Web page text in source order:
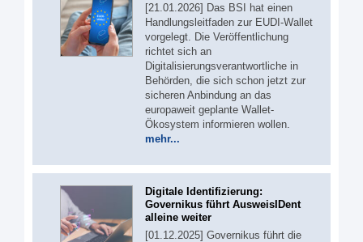
[21.01.2026] Das BSI hat einen
Handlungsleitfaden zur EUDI-Wallet
vorgelegt. Die Veröffentlichung
richtet sich an
Digitalisierungsverantwortliche in
Behörden, die sich schon jetzt zur
sicheren Anbindung an das
europaweit geplante Wallet-
Ökosystem informieren wollen.
mehr...
Digitale Identifizierung:
Governikus führt AusweisIDent
alleine weiter
[01.12.2025] Governikus führt die